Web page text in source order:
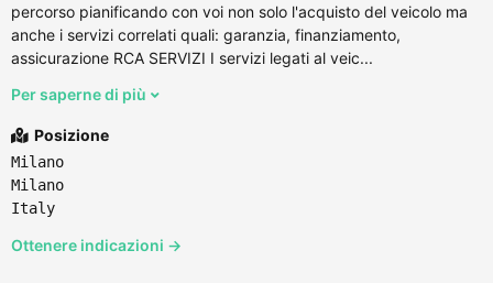
percorso pianificando con voi non solo l'acquisto del veicolo ma
anche i servizi correlati quali: garanzia, finanziamento,
assicurazione RCA SERVIZI I servizi legati al veic...
Per saperne di più
Posizione
Milano
Milano
Italy
Ottenere indicazioni →